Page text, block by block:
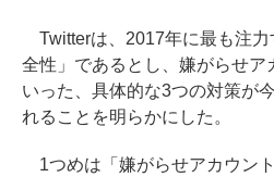
Twitterは、2017年に最も注力
全性」であるとし、嫌がらせア
いった、具体的な3つの対策が
れることを明らかにした。
1つめは「嫌がらせアカウン